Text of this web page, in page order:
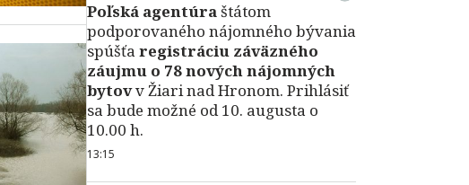
Poľská agentúraštátom
podporovaného nájomného bývania
spúšťa registráciu záväzného
záujmu o 78 nových nájomných
bytovv Žiari nad Hronom. Prihlásiť
sa bude možné od 10. augusta o
10.00 h.
13:15